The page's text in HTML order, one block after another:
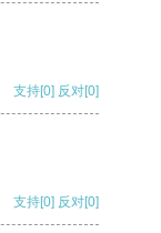
支持[0] 反对[0]
支持[0] 反对[0]